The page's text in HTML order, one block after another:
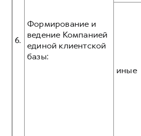
6.
Формирование и
ведение Компанией
единой клиентской
базы:
иные